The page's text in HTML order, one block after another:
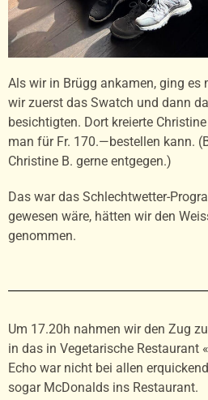
Als wir in Brügg ankamen, ging es
wir zuerst das Swatch und dann
besichtigten. Dort kreierte
man für Fr. 170.—bestellen kann.
Christine B. gerne entgegen.)
Das war das Schlechtwetter-
gewesen wäre, hätten wir den
genommen.
Um 17.20h nahmen wir den Zug
in das in Vegetarische Restaurant
Echo war nicht bei allen
sogar McDonalds ins Restaurant.